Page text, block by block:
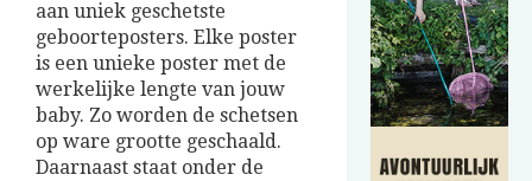
aan uniek geschetste
geboorteposters. Elke poster
is een unieke poster met de
werkelijke lengte van jouw
baby. Zo worden de schetsen
op ware grootte geschaald.
Daarnaast staat onder de